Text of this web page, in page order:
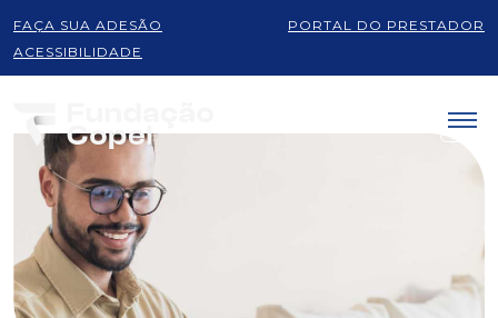
FAÇA SUA ADESÃO
PORTAL DO PRESTADOR
ACESSIBILIDADE